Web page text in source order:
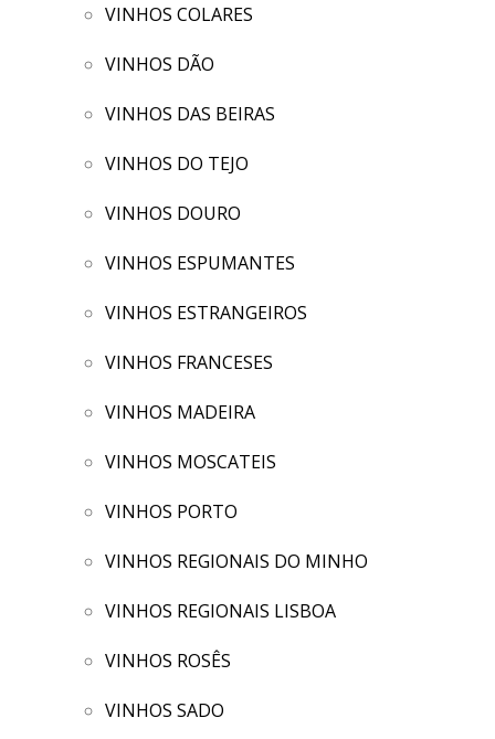
VINHOS COLARES
VINHOS DÃO
VINHOS DAS BEIRAS
VINHOS DO TEJO
VINHOS DOURO
VINHOS ESPUMANTES
VINHOS ESTRANGEIROS
VINHOS FRANCESES
VINHOS MADEIRA
VINHOS MOSCATEIS
VINHOS PORTO
VINHOS REGIONAIS DO MINHO
VINHOS REGIONAIS LISBOA
VINHOS ROSÊS
VINHOS SADO